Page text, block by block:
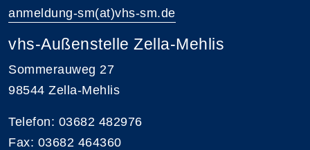
anmeldung-sm(at)vhs-sm.de
vhs-Außenstelle Zella-Mehlis
Sommerauweg 27
98544 Zella-Mehlis
Telefon: 03682 482976
Fax: 03682 464360